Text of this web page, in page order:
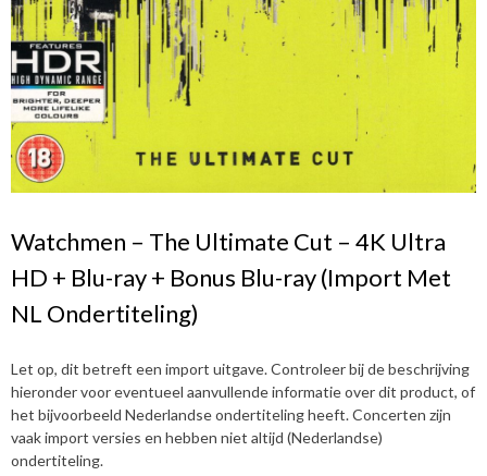
Watchmen – The Ultimate Cut – 4K Ultra
HD + Blu-ray + Bonus Blu-ray (Import Met
NL Ondertiteling)
Let op, dit betreft een import uitgave. Controleer bij de beschrijving
hieronder voor eventueel aanvullende informatie over dit product, of
het bijvoorbeeld Nederlandse ondertiteling heeft. Concerten zijn
vaak import versies en hebben niet altijd (Nederlandse)
ondertiteling.